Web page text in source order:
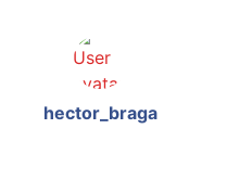
hector_braga